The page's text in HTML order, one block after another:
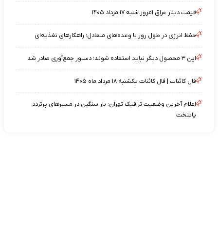
قیمت دینار عراق امروز شنبه ۱۷ مرداد ۱۴۰۵
حفظ انرژی در طول روز با وعده‌های متعادل؛ راهکارهای تغذیه‌ای
این ۳ محصول دیگر نباید استفاده شوند؛ دستور جمع‌آوری صادر شد
فال کائنات | فال کائنات یکشنبه ۱۸ مرداد ماه ۱۴۰۵
اعلام آخرین وضعیت ترافیک تهران: بار سنگین در مسیرهای پرتردد
پایتخت